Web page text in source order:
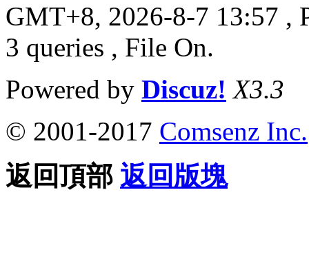
GMT+8, 2026-8-7 13:57 ,
3 queries , File On.
Powered by Discuz! X3.3
© 2001-2017 Comsenz Inc.
返回頂部 返回版塊